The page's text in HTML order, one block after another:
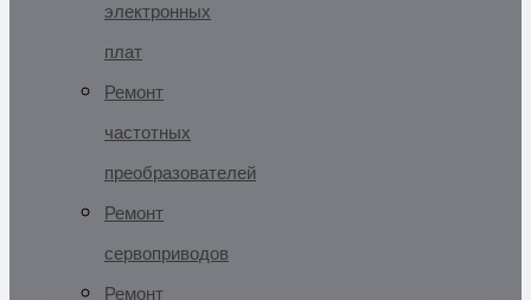
электронных
плат
Ремонт
частотных
преобразователей
Ремонт
сервоприводов
Ремонт